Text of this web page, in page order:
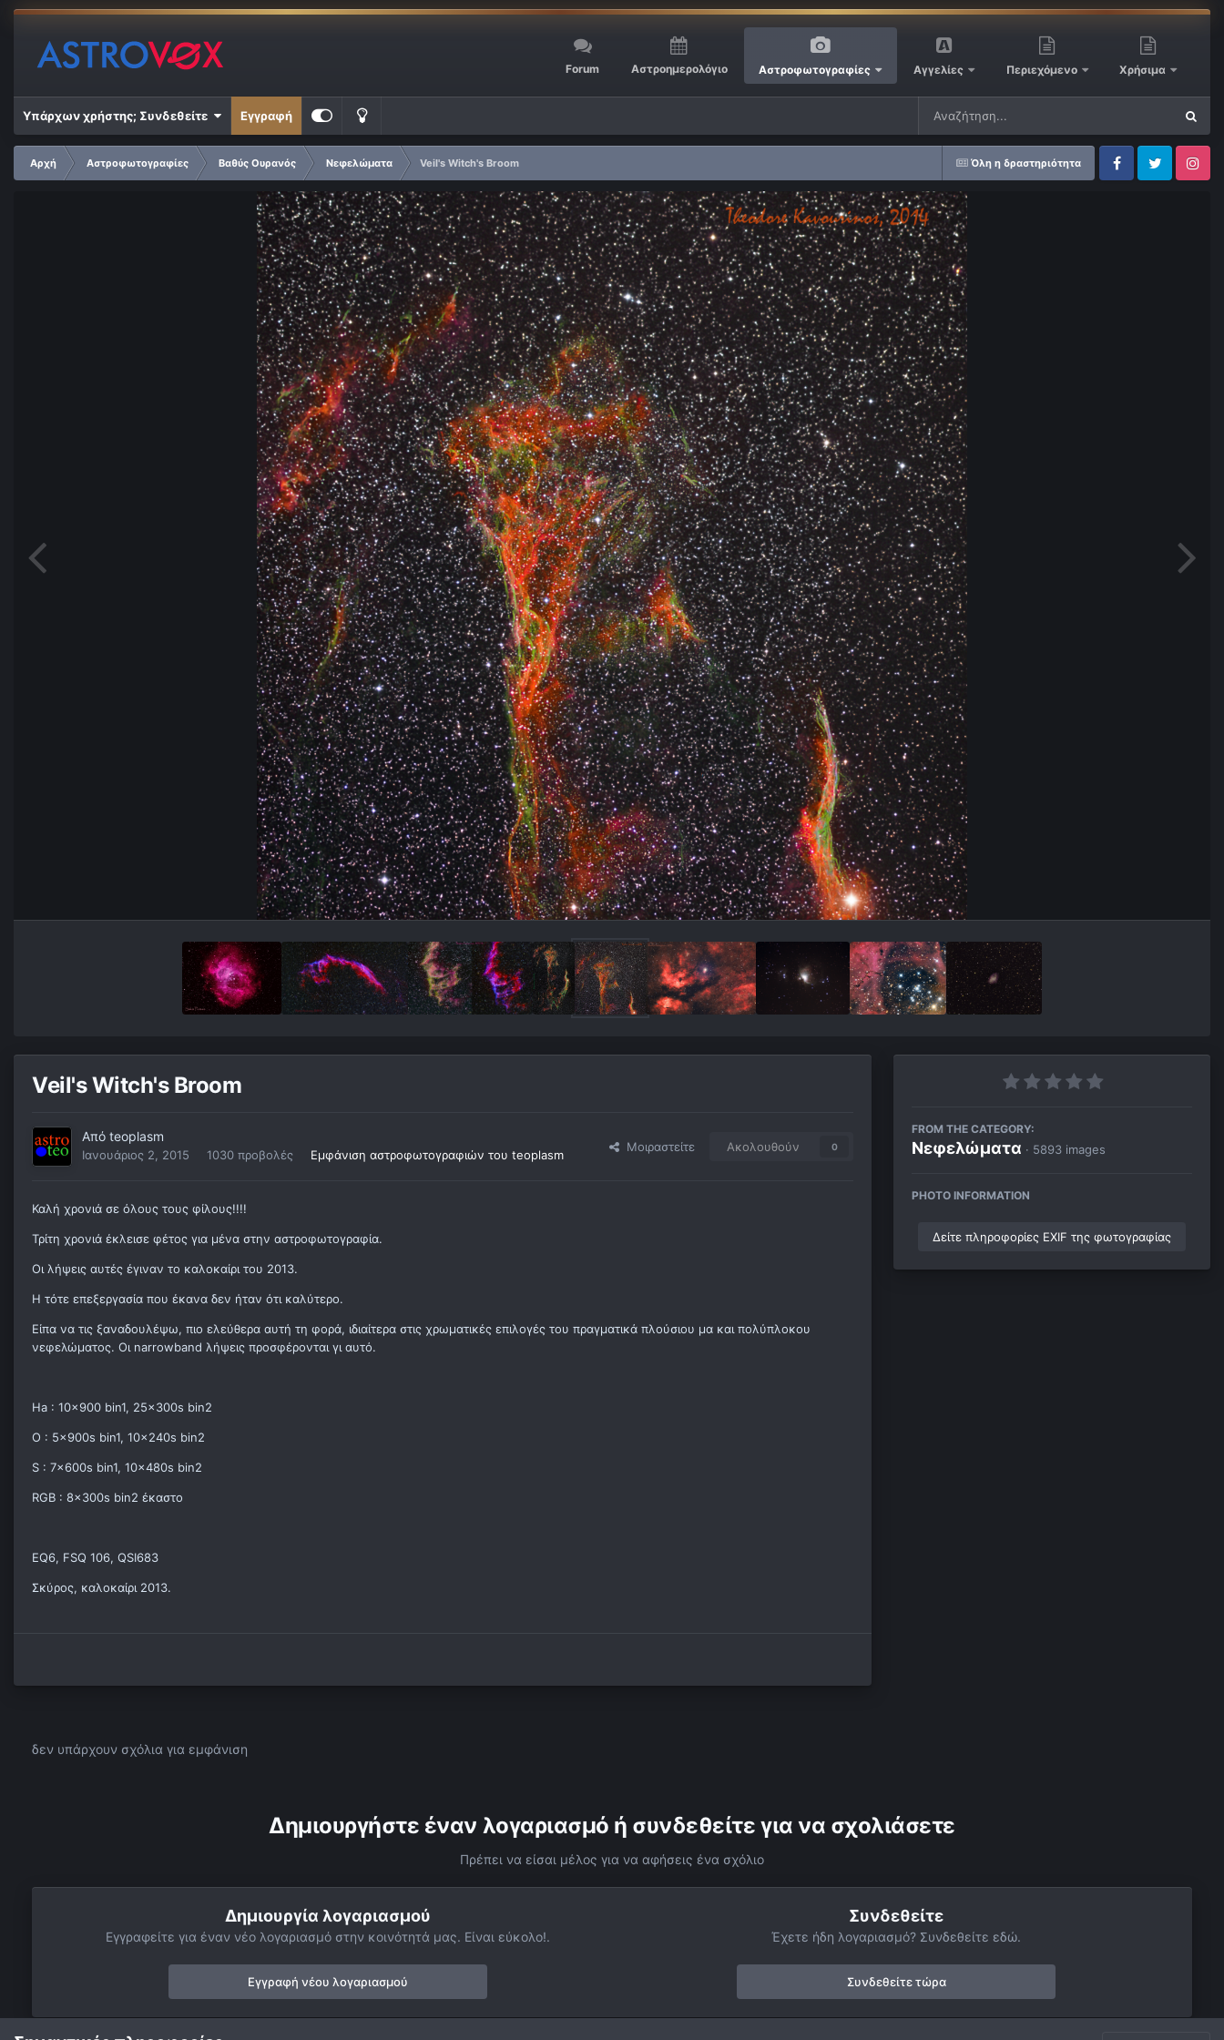
Forum Αστροημερολόγιο Αστροφωτογραφίες Αγγελίες Περιεχόμενο Χρήσιμα
Υπάρχων χρήστης; Συνδεθείτε Εγγραφή
Όλη η δραστηριότητα
Αρχή Αστροφωτογραφίες Βαθύς Ουρανός Νεφελώματα
Veil's Witch's Broom
FacebookTwitter Instagram
Veil's Witch's Broom
Από teoplasm
Ιανουάριος 2, 2015 1030 προβολές Εμφάνιση αστροφωτογραφιών του teoplasm
Μοιραστείτε Ακολουθούν 0
Καλή χρονιά σε όλους τους φίλους!!!!
Τρίτη χρονιά έκλεισε φέτος για μένα στην αστροφωτογραφία.
Οι λήψεις αυτές έγιναν το καλοκαίρι του 2013.
Η τότε επεξεργασία που έκανα δεν ήταν ότι καλύτερο.
Είπα να τις ξαναδουλέψω, πιο ελεύθερα αυτή τη φορά, ιδιαίτερα στις χρωματικές επιλογές του πραγματικά πλούσιου μα και πολύπλοκου
νεφελώματος. Οι narrowband λήψεις προσφέρονται γι αυτό.
Ha : 10x900 bin1, 25x300s bin2
O : 5x900s bin1, 10x240s bin2
S : 7x600s bin1, 10x480s bin2
RGB : 8x300s bin2 έκαστο
EQ6, FSQ 106, QSI683
Σκύρος, καλοκαίρι 2013.
FROM THE CATEGORY:
Νεφελώματα · 5893 images
PHOTO INFORMATION
Δείτε πληροφορίες EXIF της φωτογραφίας
δεν υπάρχουν σχόλια για εμφάνιση
Δημιουργήστε έναν λογαριασμό ή συνδεθείτε για να σχολιάσετε
Πρέπει να είσαι μέλος για να αφήσεις ένα σχόλιο
Δημιουργία λογαριασμού
Εγγραφείτε για έναν νέο λογαριασμό στην κοινότητά μας. Είναι εύκολο!.
Εγγραφή νέου λογαριασμού
Συνδεθείτε
Έχετε ήδη λογαριασμό? Συνδεθείτε εδώ.
Συνδεθείτε τώρα